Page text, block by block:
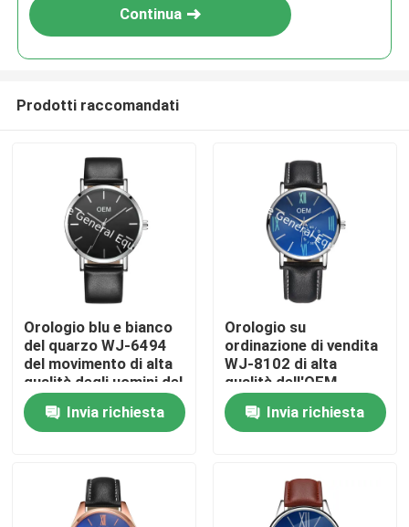
Casa
Circa noi
Continua
Prodotti raccomandati
Orologio blu e bianco
del quarzo WJ-6494
del movimento di alta
qualità degli uomini del
cuoio dell'orologio di
Wal-gioia di
immaginazione
marca del quadrante
del maschio
Invia richiesta
Orologio su
ordinazione di vendita
WJ-8102 di alta
qualità dell'OEM
dell'orologio di alta
qualità del cuoio di
quantità BASSA
Invia richiesta